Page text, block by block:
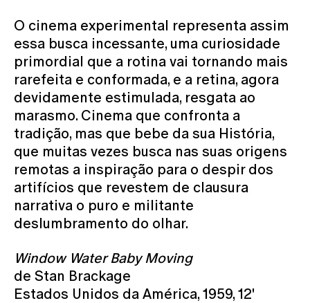
O cinema experimental representa assim
essa busca incessante, uma curiosidade
primordial que a rotina vai tornando mais
rarefeita e conformada, e a retina, agora
devidamente estimulada, resgata ao
marasmo. Cinema que confronta a
tradição, mas que bebe da sua História,
que muitas vezes busca nas suas origens
remotas a inspiração para o despir dos
artifícios que revestem de clausura
narrativa o puro e militante
deslumbramento do olhar.
Window Water Baby Moving
de Stan Brackage
Estados Unidos da América, 1959, 12'